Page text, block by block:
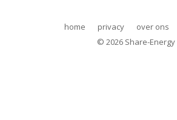
home privacy over ons
© 2026 Share-Energy